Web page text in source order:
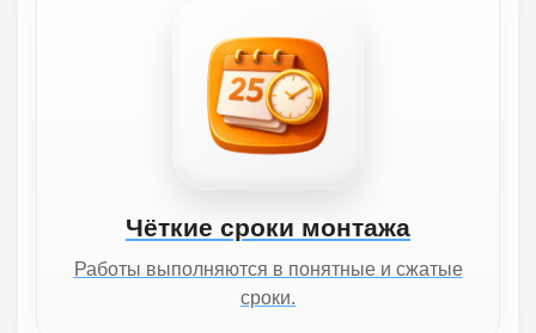
Чёткие сроки монтажа
Работы выполняются в понятные и сжатые
сроки.